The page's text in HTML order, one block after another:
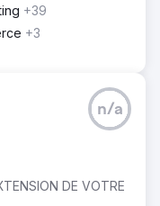
+39
+3
DE VOTRE
n/a